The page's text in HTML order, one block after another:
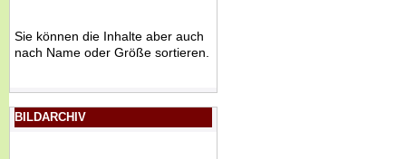
Sie können die Inhalte aber auch
nach Name oder Größe sortieren.
BILDARCHIV